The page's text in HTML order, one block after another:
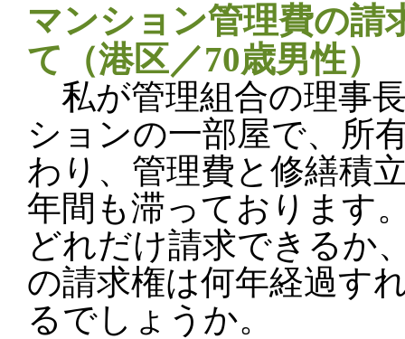
マンション管理費の請
て（港区／70歳男性）
私が管理組合の理事
ションの一部屋で、所
わり、管理費と修繕積
年間も滞っております
どれだけ請求できるか
の請求権は何年経過す
るでしょうか。